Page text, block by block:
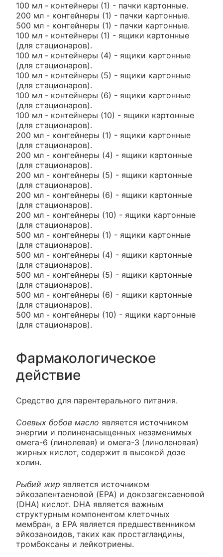
100 мл - контейнеры (1) - пачки картонные.
200 мл - контейнеры (1) - пачки картонные.
500 мл - контейнеры (1) - пачки картонные.
100 мл - контейнеры (1) - ящики картонные
(для стационаров).
100 мл - контейнеры (4) - ящики картонные
(для стационаров).
100 мл - контейнеры (5) - ящики картонные
(для стационаров).
100 мл - контейнеры (6) - ящики картонные
(для стационаров).
100 мл - контейнеры (10) - ящики картонные
(для стационаров).
200 мл - контейнеры (1) - ящики картонные
(для стационаров).
200 мл - контейнеры (4) - ящики картонные
(для стационаров).
200 мл - контейнеры (5) - ящики картонные
(для стационаров).
200 мл - контейнеры (6) - ящики картонные
(для стационаров).
200 мл - контейнеры (10) - ящики картонные
(для стационаров).
500 мл - контейнеры (1) - ящики картонные
(для стационаров).
500 мл - контейнеры (4) - ящики картонные
(для стационаров).
500 мл - контейнеры (5) - ящики картонные
(для стационаров).
500 мл - контейнеры (6) - ящики картонные
(для стационаров).
500 мл - контейнеры (10) - ящики картонные
(для стационаров).
Фармакологическое
действие
Средство для парентерального питания.
Соевых бобов масло является источником
энергии и полиненасыщенных незаменимых
омега-6 (линолевая) и омега-3 (линоленовая)
жирных кислот, содержит в высокой дозе
холин.
Рыбий жир является источником
эйкозапентаеновой (EPA) и докозагексаеновой
(DHA) кислот. DHA является важным
структурным компонентом клеточных
мембран, а EPA является предшественником
эйкозаноидов, таких как простагландины,
тромбоксаны и лейкотриены.